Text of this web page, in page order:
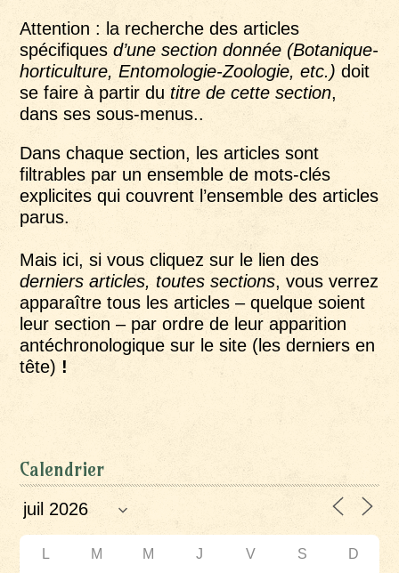
Attention : la recherche des articles
spécifiquesd’une section donnée (Botanique-
horticulture, Entomologie-Zoologie, etc.) doit
se faire à partir du titre de cette section,
dans ses sous-menus..
Dans chaque section, les articles sont
filtrables par un ensemble de mots-clés
explicites qui couvrent l’ensemble des articles
parus.
Mais ici, si vous cliquez sur le lien des
derniers articles, toutes sections, vous verrez
apparaître tous les articles – quelque soient
leur section – par ordre de leur apparition
antéchronologique sur le site (les derniers en
tête) !
Calendrier
L M M J V S D